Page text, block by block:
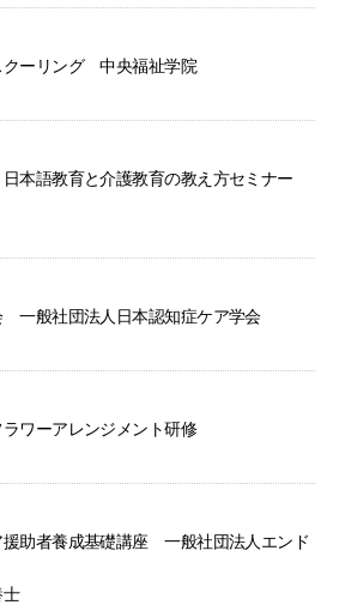
ーリング 中央福祉学院
本語教育と介護教育の教え方セミナー
一般社団法人日本認知症ケア学会
ワーアレンジメント研修
援助者養成基礎講座 一般社団法人エンド